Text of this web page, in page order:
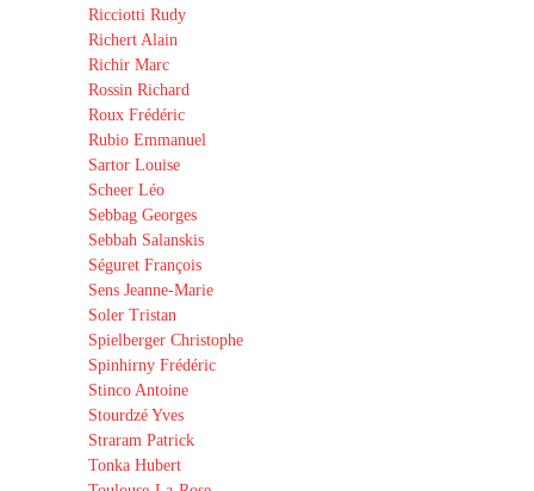
Ricciotti Rudy
Richert Alain
Richir Marc
Rossin Richard
Roux Frédéric
Rubio Emmanuel
Sartor Louise
Scheer Léo
Sebbag Georges
Sebbah Salanskis
Séguret François
Sens Jeanne-Marie
Soler Tristan
Spielberger Christophe
Spinhirny Frédéric
Stinco Antoine
Stourdzé Yves
Straram Patrick
Tonka Hubert